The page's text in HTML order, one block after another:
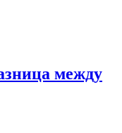
между